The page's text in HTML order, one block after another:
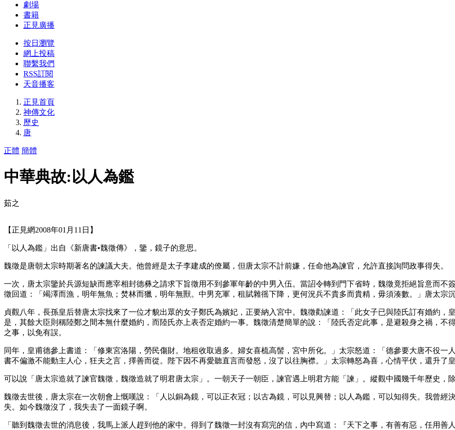
劇場
書籍
正見廣播
按日瀏覽
網上投稿
聯繫我們
RSS訂閱
天音播客
正見首頁
神傳文化
歷史
唐
正體 簡體
中華典故:以人為鑑
茹之
【正見網2008年01月11日】
「以人為鑑」出自《新唐書•魏徵傳》，鑒，鏡子的意思。
魏徵是唐朝太宗時期著名的諫議大夫。他曾經是太子李建成的僚屬，但唐太宗不計前嫌，任命他為諫官，允許直接詢問政事得失。
一次，唐太宗鑒於兵源短缺而應宰相封德彝之請求下旨徵用不到參軍年齡的中男入伍。當詔令轉到門下省時，魏徵竟拒絕旨意而不
徵回道：「竭澤而漁，明年無魚；焚林而獵，明年無獸。中男充軍，租賦雜徭下降，更何況兵不貴多而貴精，毋須湊數。」唐太宗
貞觀八年，長孫皇后替唐太宗找來了一位才貌出眾的女子鄭氏為嬪妃，正要納入宮中。魏徵勸諫道：「此女子已與陸氏訂有婚約，
是，其餘大臣則稱陸鄭之間本無什麼婚約，而陸氏亦上表否定婚約一事。魏徵清楚簡單的說：「陸氏否定此事，是避殺身之禍，不
之事，以免有誤。
同年，皇甫德參上書道：「修東宮洛陽，勞民傷財。地租收取過多。婦女喜梳高髻，宮中所化。」太宗怒道：「德參要大唐不役一
書不偏激不能動主人心，狂夫之言，擇善而從。陛下因不再愛聽直言而發怒，沒了以往胸襟。」太宗轉怒為喜，心情平伏，還升了
可以說「唐太宗造就了諫官魏徵，魏徵造就了明君唐太宗」。一朝天子一朝臣，諫官遇上明君方能「諫」。縱觀中國幾千年歷史，
魏徵去世後，唐太宗在一次朝會上慨嘆說：「人以銅為鏡，可以正衣冠；以古為鏡，可以見興替；以人為鑑，可以知得失。我曾經
失。如今魏徵沒了，我失去了一面鏡子啊。
「聽到魏徵去世的消息後，我馬上派人趕到他的家中。得到了魏徵一封沒有寫完的信，內中寫道：『天下之事，有善有惡，任用